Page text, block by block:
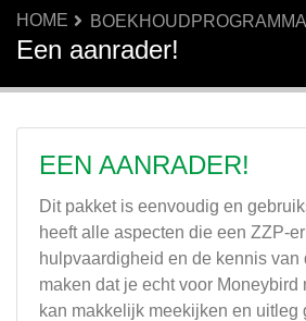
HOME
Een aanrader!
EEN AANRADER!
Dit pakket is eenvoudig en
heeft alle aspecten die een ZZP-
hulpvaardigheid en de kennis van
maken dat je echt voor Moneybird
kan makkelijk meekijken en uitleg